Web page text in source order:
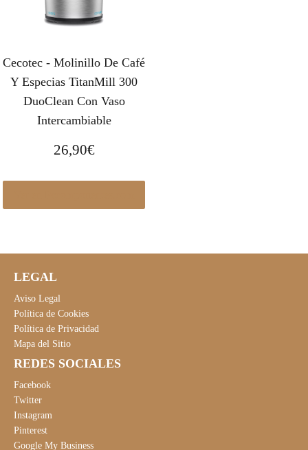
Cecotec - Molinillo De Café
Y Especias TitanMill 300
DuoClean Con Vaso
Intercambiable
26,90€
LEGAL
Aviso Legal
Política de Cookies
Política de Privacidad
Mapa del Sitio
REDES SOCIALES
Facebook
Twitter
Instagram
Pinterest
Google My Business